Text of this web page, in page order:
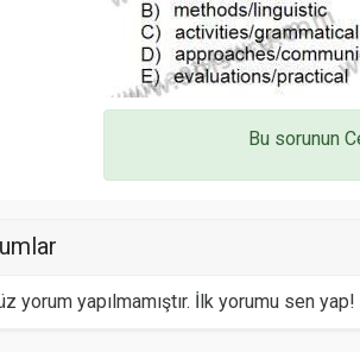
Bu sorunun
yorum yapılmamıştır. İlk yorumu sen yap!